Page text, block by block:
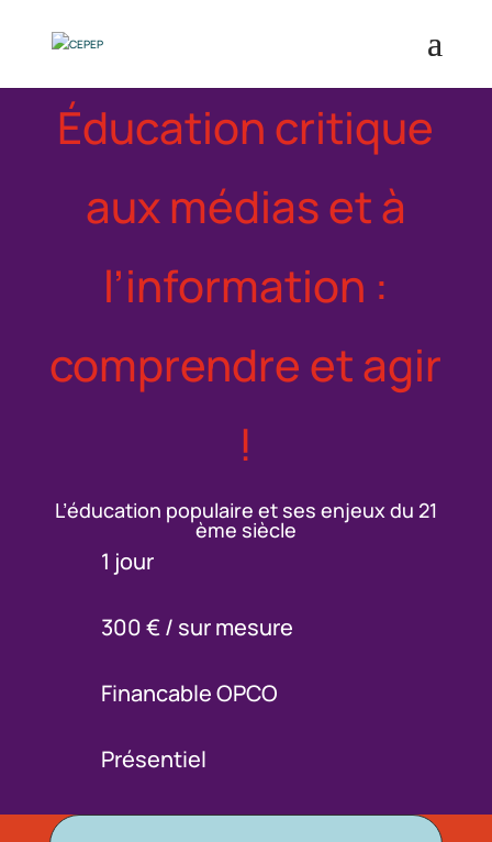
Éducation critique
auxmédias et à
l’information :
comprendre et agir
!
L’éducation populaire et ses enjeux du 21
ème siècle
1 jour
300 € / sur mesure
Financable OPCO
Présentiel